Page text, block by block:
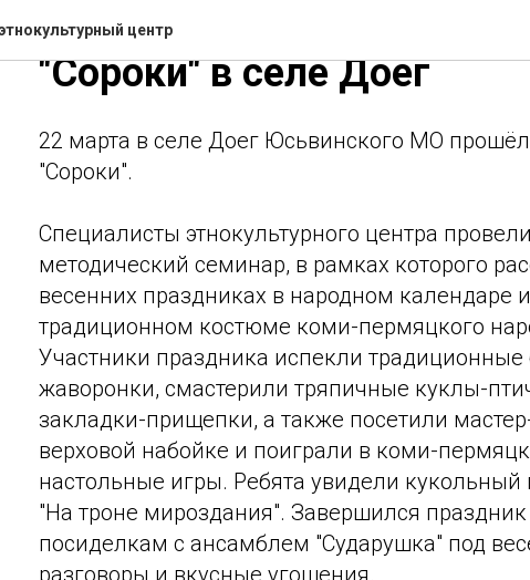
центр
Фольклорный праздник
"Сороки" в селе Доег
22 марта в селе Доег Юсьвинского МО
"Сороки".
Специалисты этнокультурного центра провели
методический семинар, в рамках которого
весенних праздниках в народном календаре и
традиционном костюме коми-пермяцкого
Участники праздника испекли традиционные
жаворонки, смастерили тряпичные куклы-
закладки-прищепки, а также посетили
верховой набойке и поиграли в коми-
настольные игры. Ребята увидели
"На троне мироздания". Завершился праздник
посиделкам с ансамблем "Сударушка" под
разговоры и вкусные угощения.